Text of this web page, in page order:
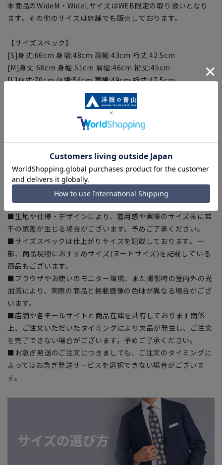
本商品のWideM・WideLサイズはWEB限定の取り扱いとなり
ます。その他のサイズは店舗でも販売しております。
【サイズスペック】
[S]身丈:66cm 身幅:48cm 肩幅:43cm 裄丈:42.5cm
[M]身丈:68cm 身幅:51cm 肩幅:46cm 裄丈:45cm
[L]身丈:70cm 身幅:54cm 肩幅:49cm 裄丈:47.5cm
[LL]身丈:72cm 身幅:57cm 肩幅:52cm 裄丈:50cm
[3L]身丈:74cm 身幅:60cm 肩幅:55cm 裄丈:52.5cm
[WideM]身丈:68cm 身幅:56cm 肩幅:49cm 裄丈:46cm
[WideL]身丈:70cm 身幅:59cm 肩幅:52cm 裄丈:49cm
【商品に関するご注意】
■商品画像はサンプルのため、色味やサイズ等の仕様に変更が
ある場合がございますので、予めご了承ください。
■ゆとり感には個人差があります。サイズ表を確認の上、ご購
入の目安としてご利用ください。
■生地や仕様・デザインにより、着用感や実際のサイズ表に若
干の誤差が生じる場合がございます。予めご了承ください。
■サイズスペックは仕上がりサイズを記載しております。一
部、商品現物におすすめサイズ(ヌードサイズ)を記載している
商品もございます。
■ブラウザやお使いのモニター環境、また撮影時の室内外の光
加減により、実際の商品と掲載画像の色味が異なる場合がござ
います。
■店舗や各モールサイトと商品在庫を共有しております関係
上、ご注文いただいたタイミングにより欠品が発生し、ご注文
を完了できない場合がございます。予めご了承ください。
■お急ぎ発送のご注文につきましても、ご注文のタイミングに
よってはお急ぎ発送サービスを選択できない場合がございま
す。